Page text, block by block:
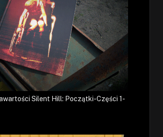
Silent Hill: Początki-Części 1-